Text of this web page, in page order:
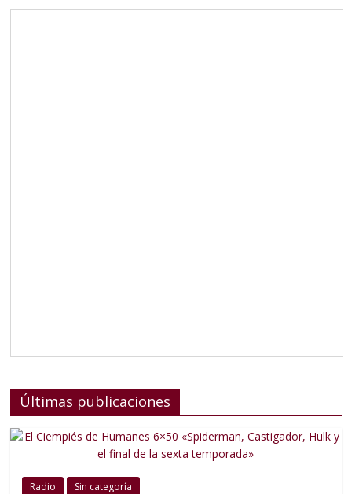
Últimas publicaciones
Radio Sin categoría